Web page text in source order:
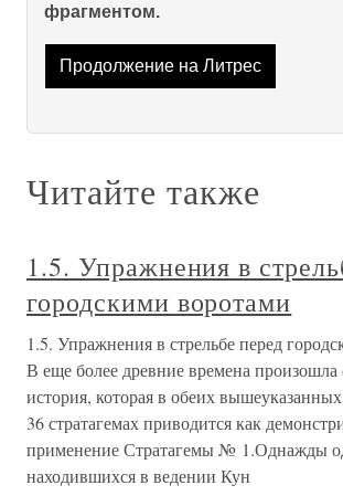
фрагментом.
Продолжение на Литрес
Читайте также
1.5. Упражнения в
городскими воротами
1.5. Упражнения в стрельбе перед
В еще более древние времена
история, которая в обеих
36 стратагемах приводится как
применение Стратагемы № 1.Однажды
находившихся в ведении Кун